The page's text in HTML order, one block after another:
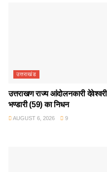
उत्तराखंड
उत्तराखण राज्य आंदोलनकारी देवेश्वरी
भण्डारी (59) का निधन
AUGUST 6, 2026 9